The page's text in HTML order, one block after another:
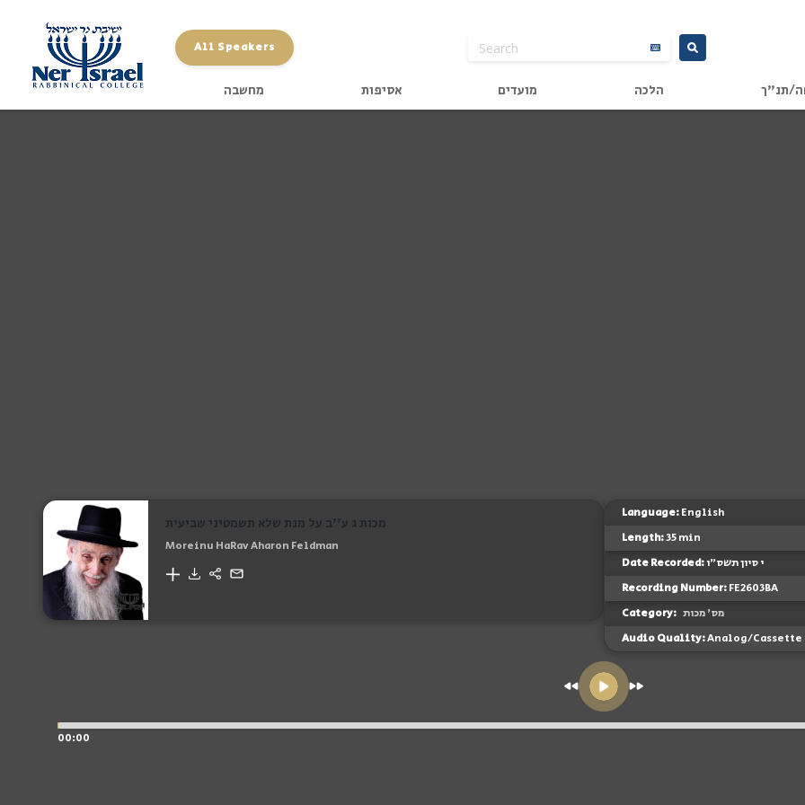
All Speakers
תנ"ך הלכה מועדים אסיפות מחשבה
מכות ג ע''ב על מנת שלא תשמטיני שביעית
Moreinu HaRav Aharon Feldman
Language:English
Length:35 min
Date Recorded:י סיון תשס"ו
Recording Number:FE2603BA
Category: מס' מכות
Audio Quality:Analog/Cassette
00:00